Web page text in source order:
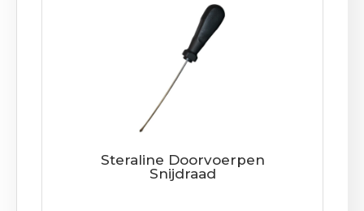
Steraline Doorvoerpen
Snijdraad